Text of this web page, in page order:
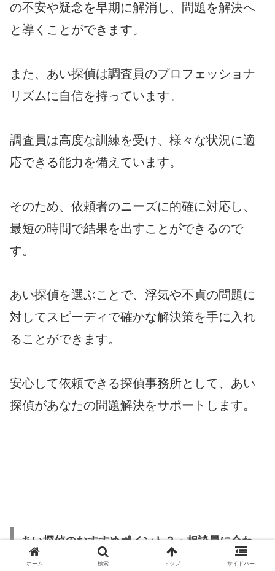
の不安や疑念を早期に解消し、問題を解決へ
と導くことができます。
また、あい探偵は調査員のプロフェッショナ
リズムに自信を持っています。
調査員は高度な訓練を受け、様々な状況に適
応できる能力を備えています。
そのため、依頼者のニーズに的確に対応し、
最短の時間で結果を出すことができるので
す。
あい探偵を選ぶことで、浮気や不貞の問題に
対してスピーディで確かな解決策を手に入れ
ることができます。
安心して依頼できる探偵事務所として、あい
探偵があなたの問題解決をサポートします。
あい探偵のおすすめポイント３・相談員に会わ
ずに簡単に依頼ができる。遠方の方や相談員に
顔を合わせることに抵抗がある方も安心です
ホーム 検索 トップ サイドバー